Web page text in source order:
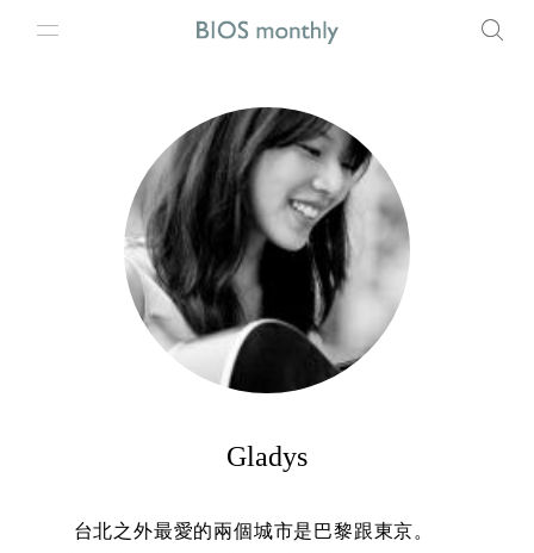
Gladys
台北之外最愛的兩個城市是巴黎跟東京。